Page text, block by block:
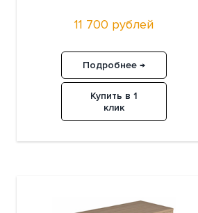
11 700 рублей
Подробнее →
Купить в 1
клик